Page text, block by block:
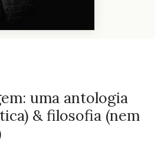
uma antologia
& filosofia (nem